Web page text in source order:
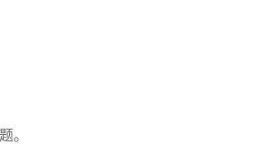
。